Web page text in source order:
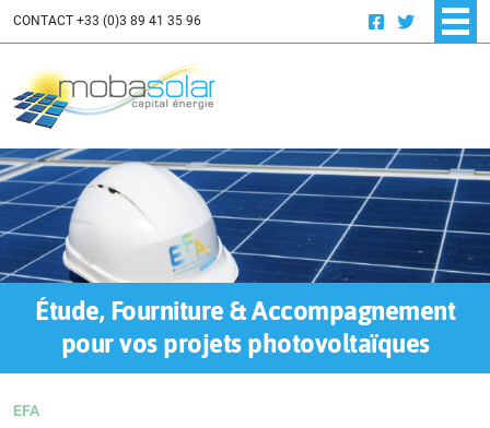
CONTACT +33 (0)3 89 41 35 96INNOVATION
OFFRES D'EMPLOI
PROJETS PHOTOVOLTAÏQUES
RÉALISATIONS
Résidentiel
Industrie – Tertiaire
Étude, Fourniture & Accompagnement
pour vos projets photovoltaïques
EFA